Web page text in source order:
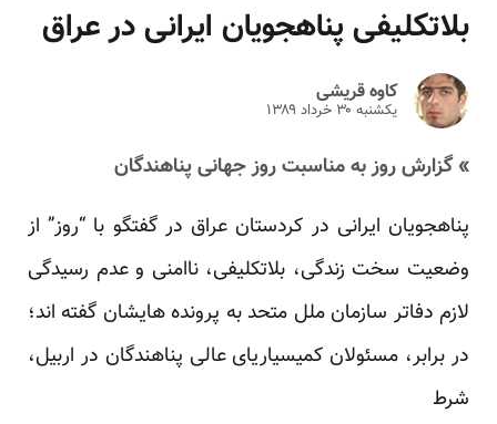
بلاتکلیفی پناهجویان ایرانی در عراق
کاوه قریشی
یکشنبه ۳۰ خرداد ۱۳۸۹
» گزارش روز به مناسبت روز جهانی پناهندگان
پناهجویان ایرانی در کردستان عراق در گفتگو با “روز” از
وضعیت سخت زندگی، بلاتکلیفی، ناامنی و عدم رسیدگی
لازم دفاتر سازمان ملل متحد به پرونده هایشان گفته اند؛
در برابر، مسئولان کمیسیاریای عالی پناهندگان در اربیل،
شرط